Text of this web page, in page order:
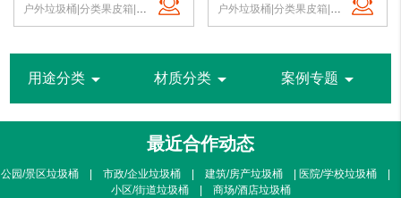
户外垃圾桶|分类果皮箱|金属果皮箱|公园垃圾桶|不锈钢垃圾桶|北京洁净新雅
户外垃圾桶|分类果皮箱|金属果皮箱|公园垃圾桶|不锈钢垃圾桶|北京洁净新雅
用途分类arrow_drop_down 材质分类 arrow_drop_down 案例专题 arrow_drop_down
最近合作动态
公园/景区垃圾桶 | 市政/企业垃圾桶 | 建筑/房产垃圾桶 | 医院/学校垃圾桶 |
小区/街道垃圾桶 | 商场/酒店垃圾桶